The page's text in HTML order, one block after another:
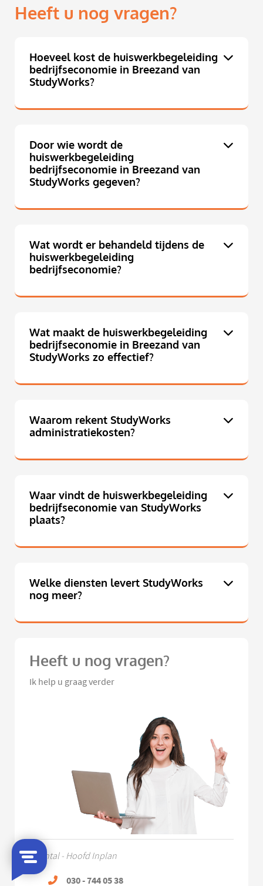
Heeft u nog vragen?
Hoeveel kost de huiswerkbegeleiding
bedrijfseconomie in Breezand van
StudyWorks?
Door wie wordt de
huiswerkbegeleiding
bedrijfseconomie in Breezand van
StudyWorks gegeven?
Wat wordt er behandeld tijdens de
huiswerkbegeleiding
bedrijfseconomie?
Wat maakt de huiswerkbegeleiding
bedrijfseconomie in Breezand van
StudyWorks zo effectief?
Waarom rekent StudyWorks
administratiekosten?
Waar vindt de huiswerkbegeleiding
bedrijfseconomie van StudyWorks
plaats?
Welke diensten levert StudyWorks
nog meer?
Heeft u nog vragen?
Ik help u graag verder
Chantal - Hoofd Inplan
030 - 744 05 38